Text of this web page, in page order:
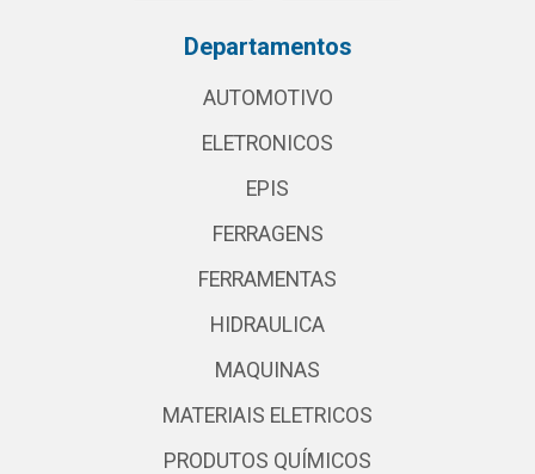
Departamentos
AUTOMOTIVO
ELETRONICOS
EPIS
FERRAGENS
FERRAMENTAS
HIDRAULICA
MAQUINAS
MATERIAIS ELETRICOS
PRODUTOS QUÍMICOS